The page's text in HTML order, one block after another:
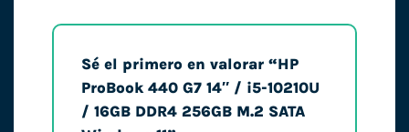
Sé el primero en valorar “HP
ProBook 440 G7 14″ / i5-10210U
/ 16GB DDR4 256GB M.2 SATA